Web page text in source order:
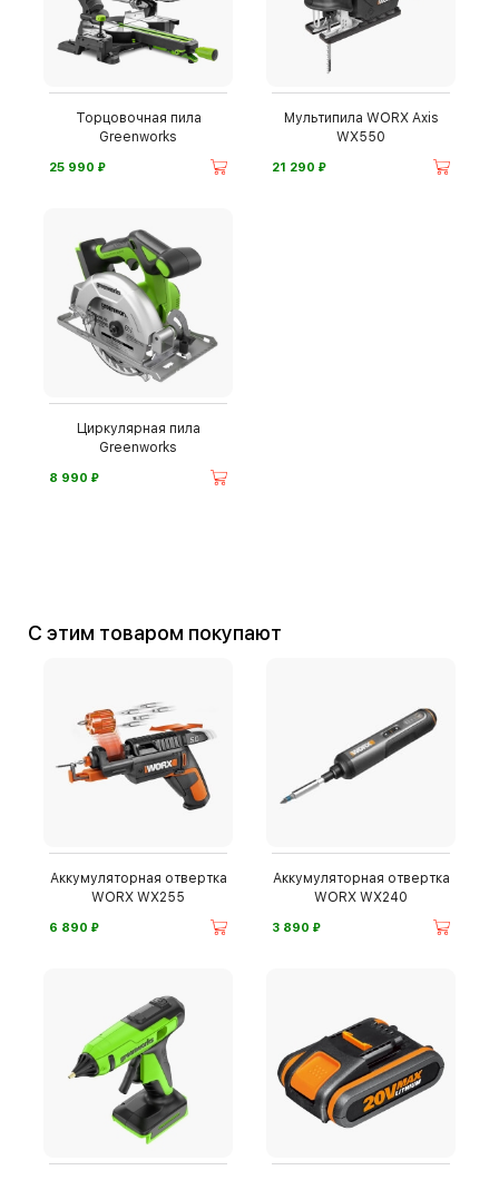
Торцовочная пила
Greenworks
25 990 ⃏
Мультипила WORX Axis
WX550
21 290 ⃏
Циркулярная пила
Greenworks
8 990 ⃏
С этим товаром покупают
Аккумуляторная отвертка
WORX WX255
6 890 ⃏
Аккумуляторная отвертка
WORX WX240
3 890 ⃏